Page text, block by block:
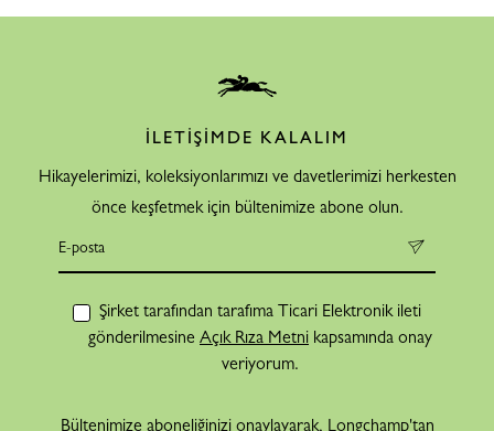
İLETİŞİMDE KALALIM
Hikayelerimizi, koleksiyonlarımızı ve davetlerimizi herkesten
önce keşfetmek için bültenimize abone olun.
Şirket tarafından tarafıma Ticari Elektronik ileti
gönderilmesine Açık Rıza Metni kapsamında onay
veriyorum.
Bültenimize aboneliğinizi onaylayarak, Longchamp'tan